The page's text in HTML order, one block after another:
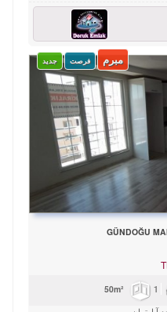
مبرم فرصت جدید
GÜNDOĞU
1